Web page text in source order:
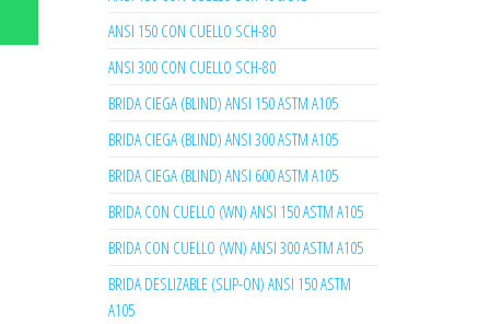
ANSI 150 CON CUELLO SCH-80
ANSI 300 CON CUELLO SCH-80
BRIDA CIEGA (BLIND) ANSI 150 ASTM A105
BRIDA CIEGA (BLIND) ANSI 300 ASTM A105
BRIDA CIEGA (BLIND) ANSI 600 ASTM A105
BRIDA CON CUELLO (WN) ANSI 150 ASTM A105
BRIDA CON CUELLO (WN) ANSI 300 ASTM A105
BRIDA DESLIZABLE (SLIP-ON) ANSI 150 ASTM
A105